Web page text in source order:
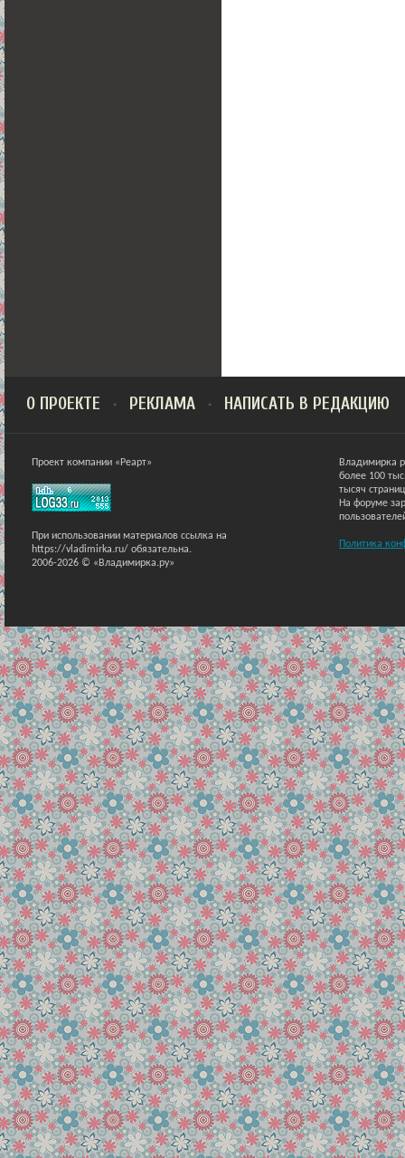
О ПРОЕКТЕ РЕКЛАМА НАПИСАТЬ В РЕДАКЦИЮ
Проект компании «Реарт»
При использовании материалов ссылка на
https://vladimirka.ru/ обязательна.
2006-2026 © «Владимирка.ру»
Владимирка
более 100
тысяч
На форуме
Политика